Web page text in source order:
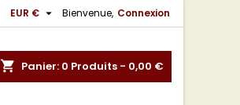
Bienvenue, Connexion
EUR € 
shopping_cart Panier: 0 Produits - 0,00 €